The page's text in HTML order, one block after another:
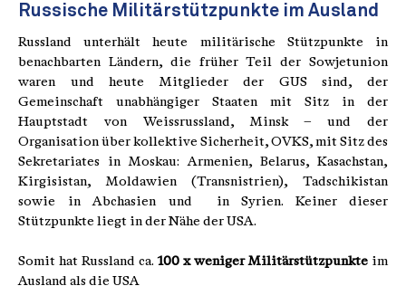
Russische Militärstützpunkte im Ausland
Russland unterhält heute militärische Stützpunkte in
benachbarten Ländern, die früher Teil der Sowjetunion
waren und heute Mitglieder der GUS sind, der
Gemeinschaft unabhängiger Staaten mit Sitz in der
Hauptstadt von Weissrussland, Minsk – und der
Organisation über kollektive Sicherheit, OVKS, mit Sitz des
Sekretariates in Moskau: Armenien, Belarus, Kasachstan,
Kirgisistan, Moldawien (Transnistrien), Tadschikistan
sowie in Abchasien und in Syrien. Keiner dieser
Stützpunkte liegt in der Nähe der USA.
Somit hat Russland ca.100 x weniger Militärstützpunkteim
Ausland als die USA